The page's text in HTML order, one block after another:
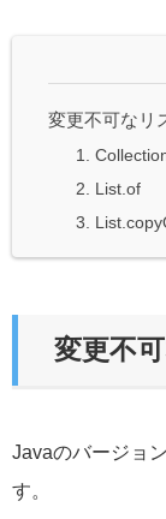
変更不可なリ
1.
2. List.of
3.
変更不
Javaのバージョ
す。